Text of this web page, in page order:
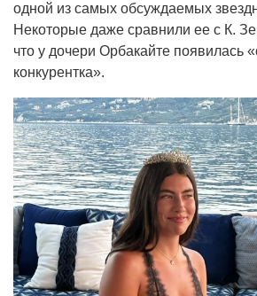
одной из самых обсуждаемых
Некоторые даже сравнили ее с К.
что у дочери Орбакайте появилась
конкурентка».